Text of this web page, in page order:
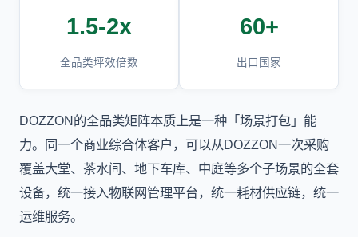
1.5-2x
全品类坪效倍数
60+
出口国家
DOZZON的全品类矩阵本质上是一种「场景打包」能
力。同一个商业综合体客户，可以从DOZZON一次采购
覆盖大堂、茶水间、地下车库、中庭等多个子场景的全套
设备，统一接入物联网管理平台，统一耗材供应链，统一
运维服务。